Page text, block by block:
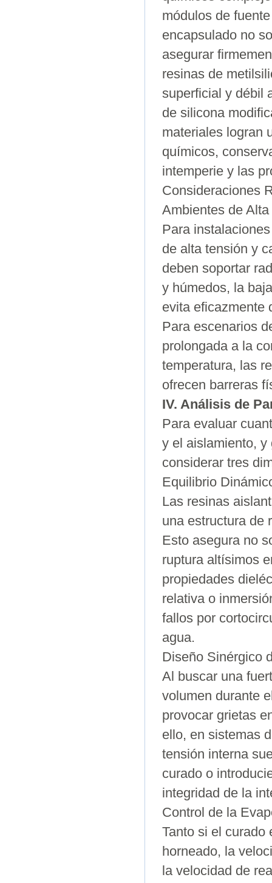
módulos de
encapsulado no
asegurar
resinas de
superficial y débil
de silicona
materiales logran
químicos,
intemperie y las
Consideraciones
Ambientes de
Para
de alta tensión y
deben soportar
y húmedos, la
evita eficazmente
Para escenarios
prolongada a la
temperatura, las
ofrecen barreras
IV. Análisis de
Para evaluar
y el aislamiento,
considerar tres
Equilibrio
Las resinas
una estructura de
Esto asegura no
ruptura altísimos
propiedades
relativa o
fallos por
agua.
Diseño Sinérgico
Al buscar una
volumen durante
provocar grietas
ello, en sistemas
tensión interna
curado o
integridad de la
Control de la
Tanto si el curado
horneado, la
la velocidad de